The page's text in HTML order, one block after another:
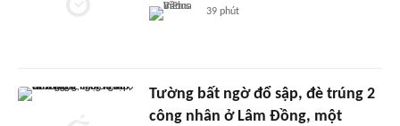
39 phút
Tường bất ngờ đổ sập, đè trúng 2
công nhân ở Lâm Đồng, một